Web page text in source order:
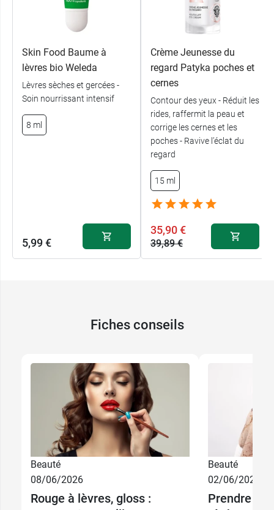
Skin Food Baume à
lèvres bio Weleda
Lèvres sèches et gercées -
Soin nourrissant intensif
8 ml
5,99 €
Crème Jeunesse du
regard Patyka poches et
cernes
Contour des yeux - Réduit les
rides, raffermit la peau et
corrige les cernes et les
poches - Ravive l’éclat du
regard
15 ml
35,90 €
39,89 €
Fiches conseils
Beauté
08/06/2026
Rouge à lèvres, gloss :
Beauté
02/06/2026
Prendre